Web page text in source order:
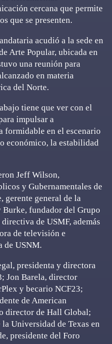
cercana que permite
que se presenten.
acudió a la sede en
Arte Popular, ubicada en
una reunión para
en materia
del Norte.
tiene que ver con el
impulsar a
formidable en el escenario
económico, la estabilidad
Jeff Wilson,
y Gubernamentales de
gerente general de la
Burke, fundador del Grupo
de USMF, además
de televisión e
de USNM.
presidenta y directora
Jon Barela, director
y becario NCF23;
de American
director de Hall Global;
Universidad de Texas en
presidente del Foro